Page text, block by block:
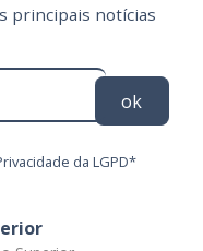
principais notícias
ok
da LGPD*